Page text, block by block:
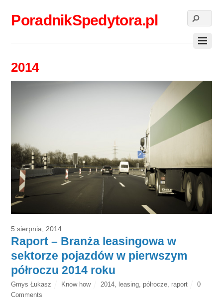
PoradnikSpedytora.pl
2014
5 sierpnia, 2014
Raport – Branża leasingowa w
sektorze pojazdów w pierwszym
półroczu 2014 roku
Gmys Łukasz Know how 2014, leasing, półrocze, raport
0
Comments